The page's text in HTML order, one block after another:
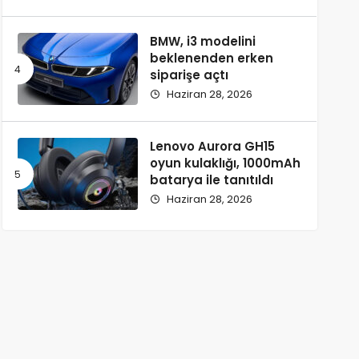
BMW, i3 modelini
beklenenden erken
siparişe açtı
Haziran 28, 2026
Lenovo Aurora GH15
oyun kulaklığı, 1000mAh
batarya ile tanıtıldı
Haziran 28, 2026